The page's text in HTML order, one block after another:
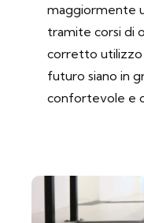
maggiormente
tramite corsi di
corretto utilizzo
futuro siano in
confortevole e